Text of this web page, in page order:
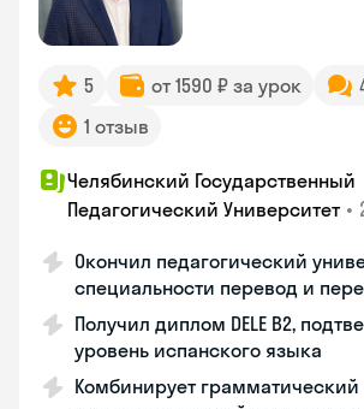
5 от 1590 ₽ за урок
1 отзыв
Челябинский Государственный
Педагогический Университет •
Окончил педагогический
специальности перевод и
Получил диплом DELE B2,
уровень испанского языка
Комбинирует грамматический